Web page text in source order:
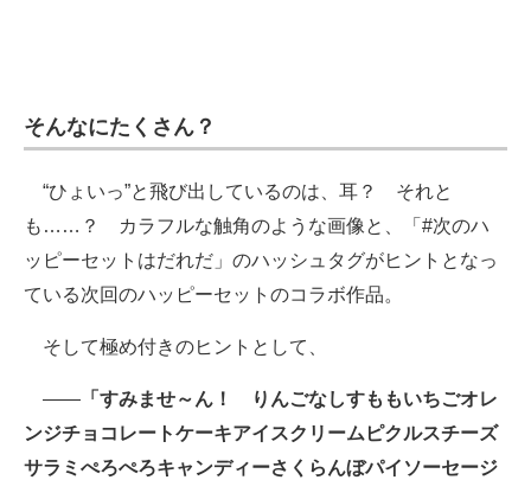
そんなにたくさん？
“ひょいっ”と飛び出しているのは、耳？ それと
も……？ カラフルな触角のような画像と、「#次のハ
ッピーセットはだれだ」のハッシュタグがヒントとなっ
ている次回のハッピーセットのコラボ作品。
そして極め付きのヒントとして、
―― 「すみませ～ん！ りんごなしすももいちごオレ
ンジチョコレートケーキアイスクリームピクルスチーズ
サラミぺろぺろキャンディーさくらんぼパイソーセージ